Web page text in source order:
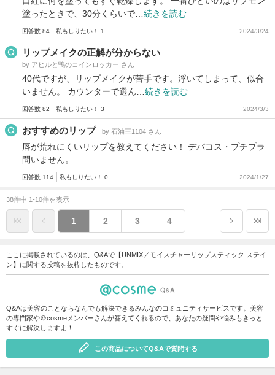
塗ったときで、30分くらいで… 続きを読む
回答数 84 私もしりたい！ 1 2024/3/24
リップメイクの正解が分からない
by アヒルと鴨のコインロッカー さん
40代ですが、リップメイクが苦手です。浮いてしまって、似合
いません。 カウンターで選ん… 続きを読む
回答数 82 私もしりたい！ 3 2024/3/3
おすすめのリップ by 石油王1104 さん
唇が荒れにくいリップを教えてください！ デパコス・プチプラ
問いません。
回答数 114 私もしりたい！ 0 2024/1/27
38件中 1-10件を表示
1 2 3 4
ここに掲載されているのは、Q&Aで【UNMIX／モイスチャーリップスティック ステイ
ン】に関する投稿を抜粋したものです。
Q&Aは美容のことならなんでも解決できるみんなのコミュニティサービスです。美容
の専門家や＠cosmeメンバーさんが答えてくれるので、あなたの疑問や悩みもきっと
すぐに解決しますよ！
この商品についてQ&Aで質問する